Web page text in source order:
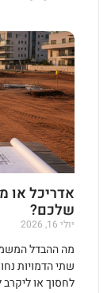
אדריכל או
שלכם?
יולי 16, 2026
מה ההבדל
שתי הדמויות
לחסוך או